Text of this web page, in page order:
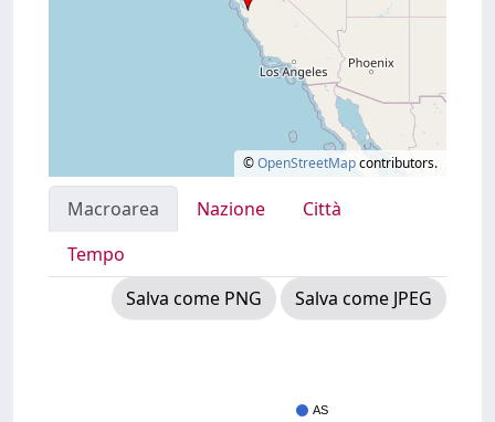
©OpenStreetMapcontributors.
Macroarea Nazione
Città
Tempo
Salva come PNG
Salva come JPEG
AS